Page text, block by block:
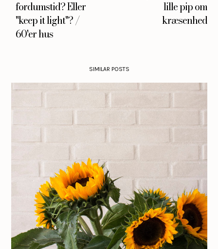
fordumstid? Eller
"keep it light"? /
60'er hus
lille pip om
kræsenhed
SIMILAR POSTS